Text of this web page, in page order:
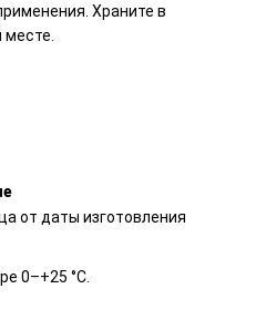
Храните в
от даты изготовления
0–+25 °C.